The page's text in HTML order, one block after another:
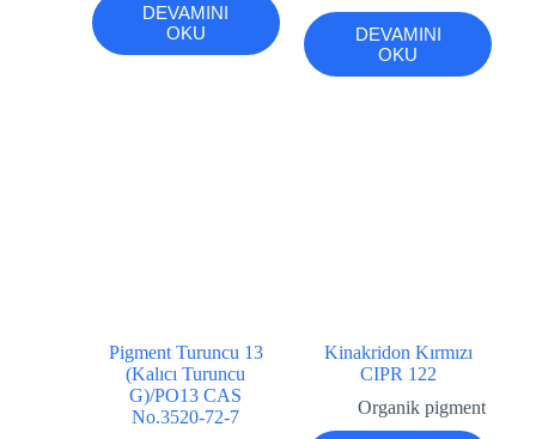
DEVAMINI
OKU
DEVAMINI
OKU
Pigment Turuncu 13
(Kalıcı Turuncu
G)/PO13 CAS
No.3520-72-7
Kinakridon Kırmızı
CIPR 122
Organik pigment